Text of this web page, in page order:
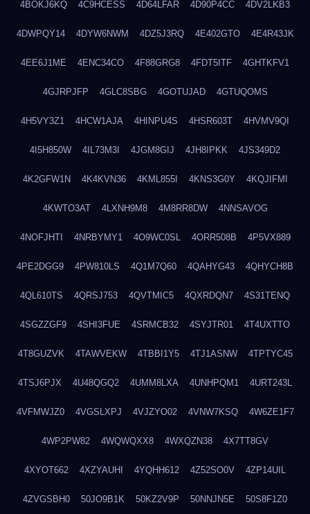
4BOKJ6KQ 4C9HCESS 4D64LFAR 4D90P4CC 4DV2LKB3
4DWPQY14 4DYW6NWM 4DZ5J3RQ 4E402GTO 4E4R43JK
4EE6J1ME 4ENC34CO 4F88GRG8 4FDT5ITF 4GHTKFV1
4GJRPJFP 4GLC8SBG 4GOTUJAD 4GTUQOMS
4H5VY3Z1 4HCW1AJA 4HINPU4S 4HSR603T 4HVMV9QI
4I5H850W 4IL73M3I 4JGM8GIJ 4JH8IPKK 4JS349D2
4K2GFW1N 4K4KVN36 4KML855I 4KNS3G0Y 4KQJIFMI
4KWTO3AT 4LXNH9M8 4M8RR8DW 4NNSAVOG
4NOFJHTI 4NRBYMY1 4O9WC0SL 4ORR508B 4P5VX889
4PE2DGG9 4PW810LS 4Q1M7Q60 4QAHYG43 4QHYCH8B
4QL610TS 4QRSJ753 4QVTMIC5 4QXRDQN7 4S31TENQ
4SGZZGF9 4SHI3FUE 4SRMCB32 4SYJTR01 4T4UXTTO
4T8GUZVK 4TAWVEKW 4TBBI1Y5 4TJ1ASNW 4TPTYC45
4TSJ6PJX 4U48QGQ2 4UMM8LXA 4UNHPQM1 4URT243L
4VFMWJZ0 4VGSLXPJ 4VJZYO02 4VNW7KSQ 4W6ZE1F7
4WP2PW82 4WQWQXX8 4WXQZN38 4X7TT8GV
4XYOT662 4XZYAUHI 4YQHH612 4Z52SO0V 4ZP14UIL
4ZVGSBH0 50JO9B1K 50KZ2V9P 50NNJN5E 50S8F1Z0